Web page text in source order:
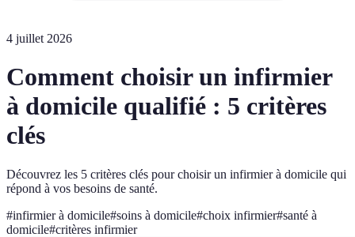
4 juillet 2026
Comment choisir un infirmier
à domicile qualifié : 5 critères
clés
Découvrez les 5 critères clés pour choisir un infirmier à domicile qui
répond à vos besoins de santé.
#infirmier à domicile#soins à domicile#choix infirmier#santé à
domicile#critères infirmier